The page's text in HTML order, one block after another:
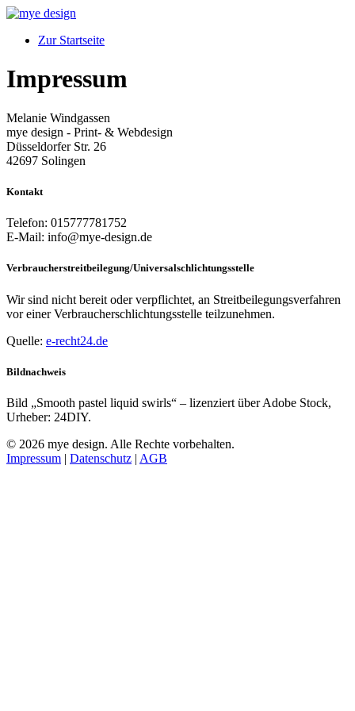
Zur Startseite
Impressum
Melanie Windgassen
mye design - Print- & Webdesign
Düsseldorfer Str. 26
42697 Solingen
Kontakt
Telefon: 015777781752
E-Mail: info@mye-design.de
Verbraucher­streit­beilegung/Universal­schlichtungs­stelle
Wir sind nicht bereit oder verpflichtet, an Streitbeilegungsverfahren
vor einer Verbraucherschlichtungsstelle teilzunehmen.
Quelle: e-recht24.de
Bildnachweis
Bild „Smooth pastel liquid swirls“ – lizenziert über Adobe Stock,
Urheber: 24DIY.
© 2026 mye design. Alle Rechte vorbehalten.
Impressum | Datenschutz | AGB